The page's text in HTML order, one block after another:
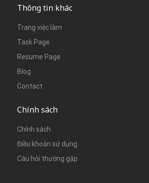
Thông tin khác
Trang việc làm
Task Page
Resume Page
Blog
Contact
Chính sách
Chính sách
Điều khoản sử dụng
Câu hỏi thường gặp